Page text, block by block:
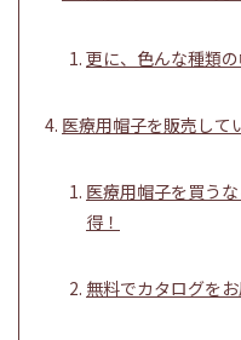
更に、色んな種類
医療用帽子を販売して
医療用帽子を買う
得！
無料でカタログを